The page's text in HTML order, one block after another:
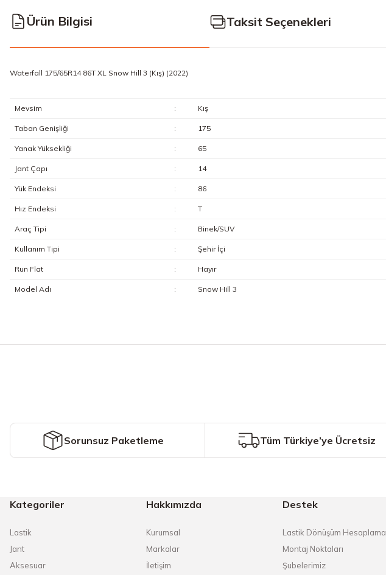
Ürün Bilgisi Taksit Seçenekleri
Waterfall 175/65R14 86T XL Snow Hill 3 (Kış) (2022)
Mevsim : Kış
Taban Genişliği : 175
Yanak Yüksekliği : 65
Jant Çapı : 14
Yük Endeksi : 86
Hız Endeksi : T
Araç Tipi : Binek/SUV
Kullanım Tipi : Şehir İçi
Run Flat : Hayır
Model Adı : Snow Hill 3
Ürün fiyatı diğer sitelerden daha pahalı.
Bu ürüne benzer farklı alternatifler olmalı.
Sorunsuz Paketleme Tüm Türkiye’ye Ücretsiz
Kategoriler
Lastik
Jant
Aksesuar
Hakkımızda
Kurumsal
Markalar
İletişim
Destek
Lastik Dönüşüm Hesaplama
Montaj Noktaları
Şubelerimiz